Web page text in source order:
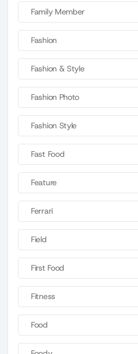
Family Member
Fashion
Fashion & Style
Fashion Photo
Fashion Style
Fast Food
Feature
Ferrari
Field
First Food
Fitness
Food